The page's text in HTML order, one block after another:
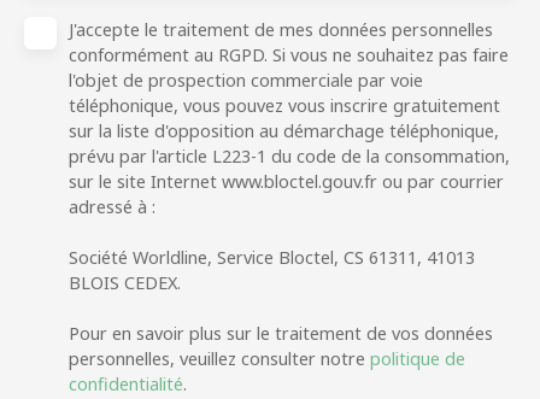
J'accepte le traitement de mes données personnelles
conformément au RGPD. Si vous ne souhaitez pas faire
l'objet de prospection commerciale par voie
téléphonique, vous pouvez vous inscrire gratuitement
sur la liste d'opposition au démarchage téléphonique,
prévu par l'article L223-1 du code de la consommation,
sur le site Internet www.bloctel.gouv.fr ou par courrier
adressé à :
Société Worldline, Service Bloctel, CS 61311, 41013
BLOIS CEDEX.
Pour en savoir plus sur le traitement de vos données
personnelles, veuillez consulter notre politique de
confidentialité.